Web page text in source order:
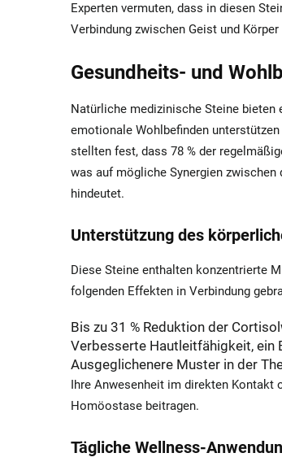
Experten vermuten, dass in diesen
Verbindung zwischen Geist und
Gesundheits- und
Natürliche medizinische Steine bieten
emotionale Wohlbefinden
stellten fest, dass 78 % der
was auf mögliche Synergien zwischen
hindeutet.
Unterstützung des
Diese Steine enthalten konzentrierte
folgenden Effekten in Verbindung
Bis zu 31 % Reduktion der
Verbesserte Hautleitfähigkeit, ein
Ausgeglichenere Muster in der
Ihre Anwesenheit im direkten Kontakt
Homöostase beitragen.
Tägliche Wellness-